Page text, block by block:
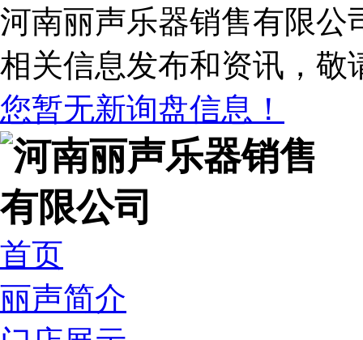
河南丽声乐器销售有限公
相关信息发布和资讯，敬
您暂无新询盘信息！
首页
丽声简介